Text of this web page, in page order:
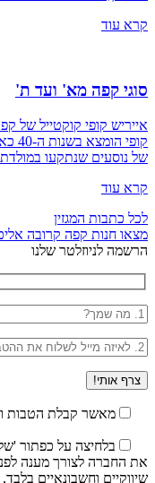
קרא עוד
סוגי קפה מא' ועד ת'
אייריש קופי קוקטייל של
של נוסעים שנתקעו
קרא עוד
לכל כתבות המגזין
מצאו חנות קפה קרובה
הרשמה לניוזלטר שלנו
מאשר קבלת הטבות
בלחיצה על כפתור
את החברה לצורך מענה
שיווקיים וחשבונאיים